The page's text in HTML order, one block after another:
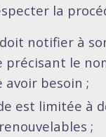
la
notifier à
précisant le
besoin ;
est limitée à
;